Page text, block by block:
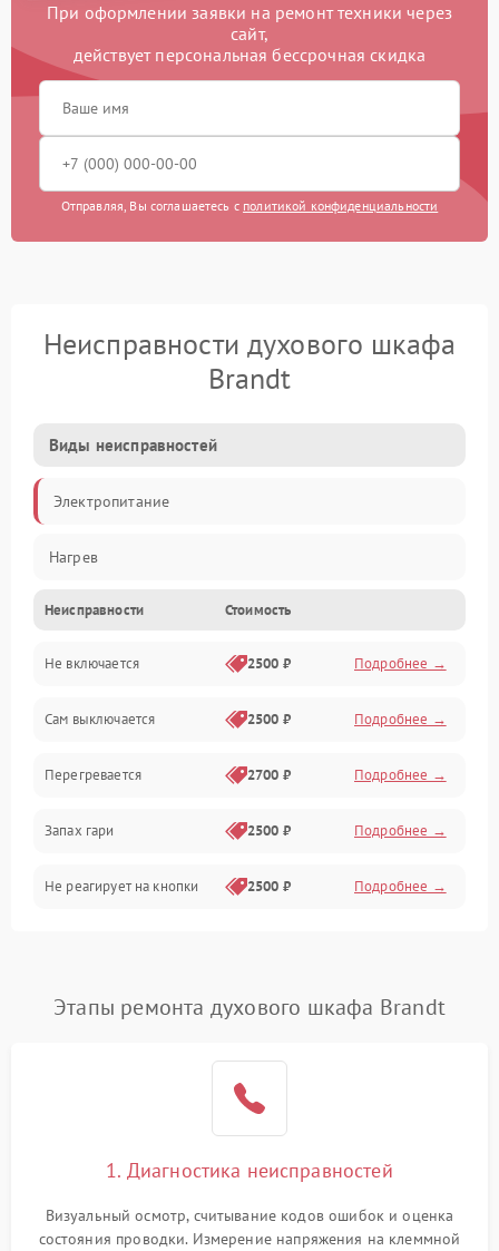
При оформлении заявки на ремонт техники через
сайт,
действует персональная бессрочная скидка
Отправляя, Вы соглашаетесь с политикой конфиденциальности
Неисправности духового шкафа
Brandt
Виды неисправностей
Электропитание
Нагрев
Неисправности Стоимость
Не включается 2500 ₽ Подробнее →
Сам выключается 2500 ₽ Подробнее →
Перегревается 2700 ₽ Подробнее →
Запах гари 2500 ₽ Подробнее →
Не реагирует на кнопки 2500 ₽ Подробнее →
Этапы ремонта духового шкафа Brandt
1. Диагностика неисправностей
Визуальный осмотр, считывание кодов ошибок и оценка
состояния проводки. Измерение напряжения на клеммной